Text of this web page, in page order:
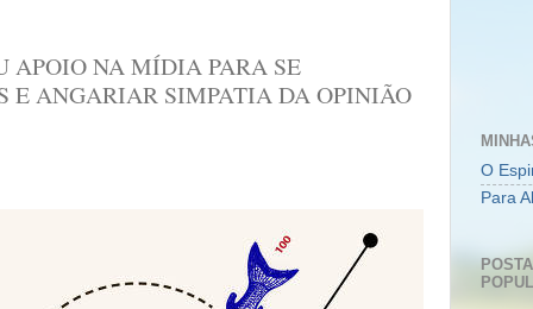
APOIO NA MÍDIA PARA SE
E ANGARIAR SIMPATIA DA OPINIÃO
O
Para